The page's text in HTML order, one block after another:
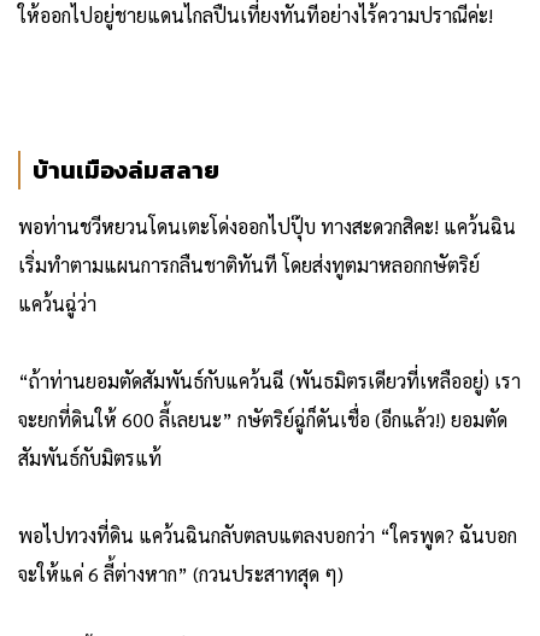
ให้ออกไปอยู่ชายแดนไกลปืนเที่ยงทันทีอย่างไร้ความปราณีค่ะ!
บ้านเมืองล่มสลาย
พอท่านชวีหยวนโดนเตะโด่งออกไปปุ๊บ ทางสะดวกสิคะ! แคว้นฉิน
เริ่มทำตามแผนการกลืนชาติทันที โดยส่งทูตมาหลอกกษัตริย์
แคว้นฉู่ว่า
“ถ้าท่านยอมตัดสัมพันธ์กับแคว้นฉี (พันธมิตรเดียวที่เหลืออยู่) เรา
จะยกที่ดินให้ 600 ลี้เลยนะ” กษัตริย์ฉู่ก็ดันเชื่อ (อีกแล้ว!) ยอมตัด
สัมพันธ์กับมิตรแท้
พอไปทวงที่ดิน แคว้นฉินกลับตลบแตลงบอกว่า “ใครพูด? ฉันบอก
จะให้แค่ 6 ลี้ต่างหาก” (กวนประสาทสุด ๆ)